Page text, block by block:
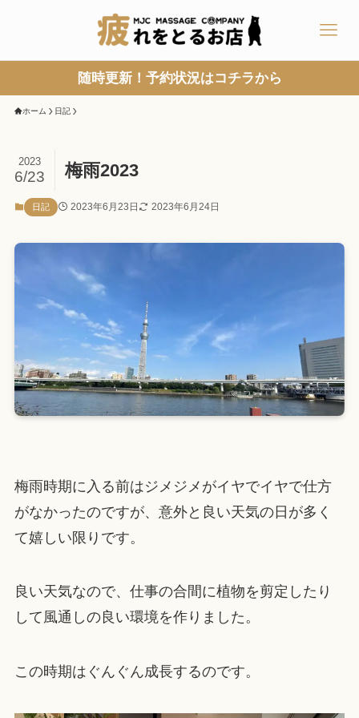
随時更新！予約状況はコチラから
ホーム 日記
梅雨2023
2023
6/23
日記 2023年6月23日 2023年6月24日
梅雨時期に入る前はジメジメがイヤでイヤで仕方
がなかったのですが、意外と良い天気の日が多く
て嬉しい限りです。
良い天気なので、仕事の合間に植物を剪定したり
して風通しの良い環境を作りました。
この時期はぐんぐん成長するのです。